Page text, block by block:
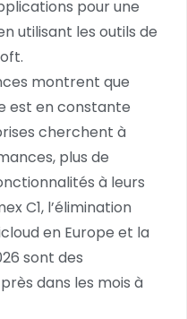
pour une
utilisant les outils de
montrent que
est en constante
cherchent à
plus de
à leurs
C1, l’élimination
en Europe et la
sont des
dans les mois à